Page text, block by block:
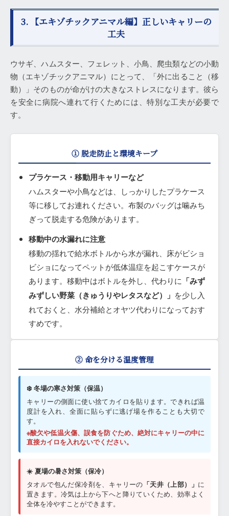
3. 【エキゾチックアニマル編】正しいキャリーの
工夫
ウサギ、ハムスター、フェレット、小鳥、爬虫類などの小動
物（エキゾチックアニマル）にとって、「外に出ること（移
動）」そのものが命がけの大きなストレスになります。彼ら
を安全に病院へ連れて行くためには、特別な工夫が必要で
す。
① 脱走防止と環境キープ
プラケース・移動用キャリーなど
ハムスターや小鳥などは、しっかりしたプラケース
等に移してお連れください。布製のバッグは噛みち
ぎって脱走する危険があります。
移動中の水漏れに注意
移動の揺れで給水ボトルから水が漏れ、床がビショ
ビショになってペットが低体温症を起こすケースが
あります。移動中はボトルを外し、代わりに 「みず
みずしい野菜（きゅうりやレタスなど）」 を少し入
れておくと、水分補給とオヤツ代わりになっておす
すめです。
② 命を分ける温度管理
❄️ 冬場の寒さ対策（保温）
キャリーの側面に使い捨てカイロを貼ります。できれば温
度計を入れ、全面に貼らずに逃げ場を作ることも大切で
す。
※酸欠や低温火傷、誤食を防ぐため、絶対にキャリーの中に
直接カイロを入れないでください。
☀️ 夏場の暑さ対策（保冷）
タオルで包んだ保冷剤を、キャリーの 「天井（上部）」 に
置きます。冷気は上から下へと降りていくため、効率よく
全体を冷やすことができます。